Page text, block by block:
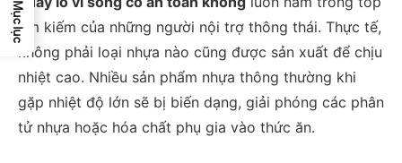
tìm kiếm của những người nội trợ thông thái. Thực tế,
không phải loại nhựa nào cũng được sản xuất để chịu
nhiệt cao. Nhiều sản phẩm nhựa thông thường khi
gặp nhiệt độ lớn sẽ bị biến dạng, giải phóng các phân
tử nhựa hoặc hóa chất phụ gia vào thức ăn.
Mục lục